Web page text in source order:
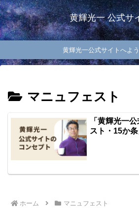
黄輝光一 公式サ
黄輝光一公式サイトへよう
マニュフェスト
「黄輝光一
スト・15か条
ホーム マニュフェスト